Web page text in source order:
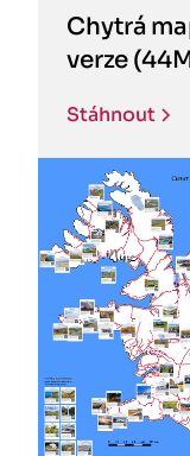
Chytrá
verze
Stáhnout